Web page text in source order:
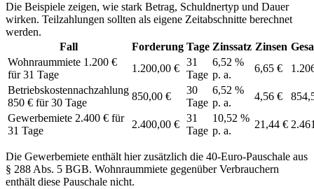
Die Beispiele zeigen, wie stark Betrag, Schuldnertyp und Dauer
wirken. Teilzahlungen sollten als eigene Zeitabschnitte berechnet
werden.
Fall
Forderung Tage Zinssatz Zinsen
Wohnraummiete 1.200 €
für 31 Tage
1.200,00 €
31
Tage
6,52 %
p. a.
6,65 €
Betriebskostennachzahlung
850 € für 30 Tage
850,00 €
30
Tage
6,52 %
p. a.
4,56 €
Gewerbemiete 2.400 € für
31 Tage
2.400,00 €
31
Tage
10,52 %
p. a.
21,44 €
Die Gewerbemiete enthält hier zusätzlich die 40-Euro-Pauschale aus
§ 288 Abs. 5 BGB. Wohnraummiete gegenüber Verbrauchern
enthält diese Pauschale nicht.